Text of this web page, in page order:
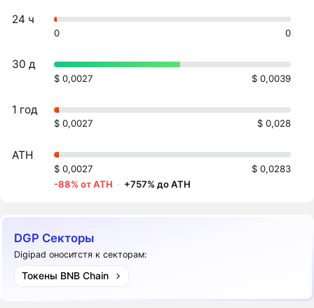
24 ч
0 0
30 д
$ 0,0027 $ 0,0039
1 год
$ 0,0027 $ 0,028
ATH
$ 0,0027
$ 0,0283
-88% от ATH · +757% до ATH
DGP Секторы
Digipad оноситстя к секторам:
Токены BNB Chain